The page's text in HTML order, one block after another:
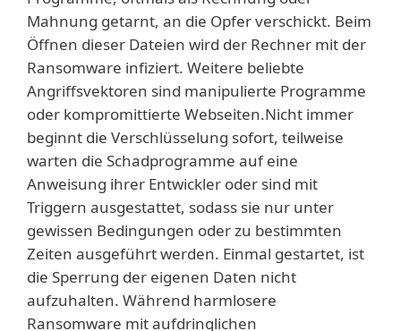
Mahnung getarnt, an die Opfer verschickt. Beim
Öffnen dieser Dateien wird der Rechner mit der
Ransomware infiziert. Weitere beliebte
Angriffsvektoren sind manipulierte Programme
oder kompromittierte Webseiten.Nicht immer
beginnt die Verschlüsselung sofort, teilweise
warten die Schadprogramme auf eine
Anweisung ihrer Entwickler oder sind mit
Triggern ausgestattet, sodass sie nur unter
gewissen Bedingungen oder zu bestimmten
Zeiten ausgeführt werden. Einmal gestartet, ist
die Sperrung der eigenen Daten nicht
aufzuhalten. Während harmlosere
Ransomware mit aufdringlichen